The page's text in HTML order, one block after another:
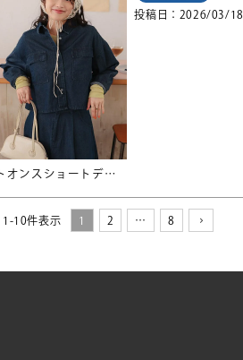
ライトオンスショートデニムシャツ
投稿日 2026/03/18
1 -10件表示 1 2 … 8